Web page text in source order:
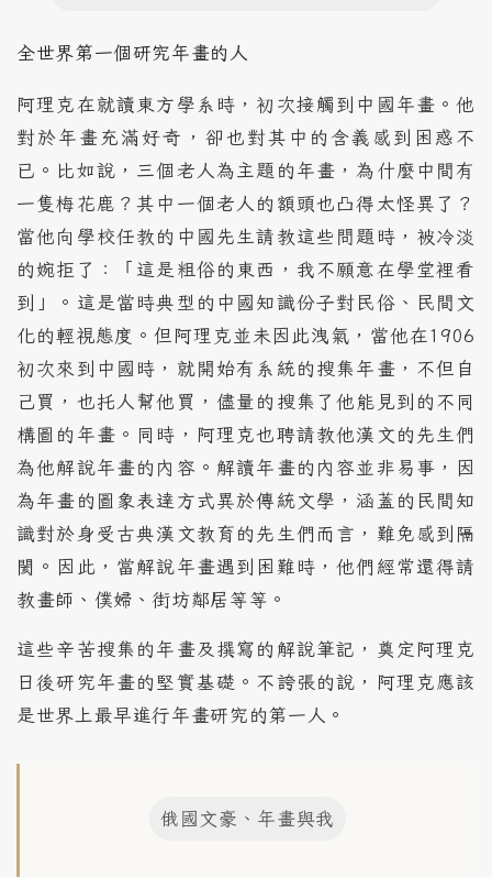
全世界第一個研究年畫的人
阿理克在就讀東方學系時，初次接觸到中國年畫。他
對於年畫充滿好奇，卻也對其中的含義感到困惑不
已。比如說，三個老人為主題的年畫，為什麼中間有
一隻梅花鹿？其中一個老人的額頭也凸得太怪異了？
當他向學校任教的中國先生請教這些問題時，被冷淡
的婉拒了：「這是粗俗的東西，我不願意在學堂裡看
到」。這是當時典型的中國知識份子對民俗、民間文
化的輕視態度。但阿理克並未因此洩氣，當他在1906
初次來到中國時，就開始有系統的搜集年畫，不但自
己買，也托人幫他買，儘量的搜集了他能見到的不同
構圖的年畫。同時，阿理克也聘請教他漢文的先生們
為他解說年畫的內容。解讀年畫的內容並非易事，因
為年畫的圖象表達方式異於傳統文學，涵蓋的民間知
識對於身受古典漢文教育的先生們而言，難免感到隔
閡。因此，當解說年畫遇到困難時，他們經常還得請
教畫師、僕婦、街坊鄰居等等。
這些辛苦搜集的年畫及撰寫的解說筆記，奠定阿理克
日後研究年畫的堅實基礎。不誇張的說，阿理克應該
是世界上最早進行年畫研究的第一人。
俄國文豪、年畫與我